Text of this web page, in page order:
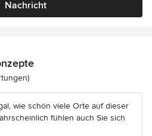
Nachricht
4.8 von 5 Sternen
wie schön viele Orte auf dieser
fühlen auch Sie sich